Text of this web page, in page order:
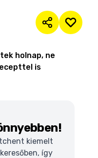
holnap, ne
is
kiemelt
így